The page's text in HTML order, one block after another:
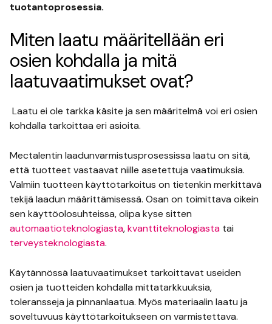
tuotantoprosessia.
Miten laatu määritellään eri
osien kohdalla ja mitä
laatuvaatimukset ovat?
Laatu ei ole tarkka käsite ja sen määritelmä voi eri osien
kohdalla tarkoittaa eri asioita.
Mectalentin laadunvarmistusprosessissa laatu on sitä,
että tuotteet vastaavat niille asetettuja vaatimuksia.
Valmiin tuotteen käyttötarkoitus on tietenkin merkittävä
tekijä laadun määrittämisessä. Osan on toimittava oikein
sen käyttöolosuhteissa, olipa kyse sitten
automaatioteknologiasta,kvanttiteknologiasta tai
terveysteknologiasta.
Käytännössä laatuvaatimukset tarkoittavat useiden
osien ja tuotteiden kohdalla mittatarkkuuksia,
toleransseja ja pinnanlaatua. Myös materiaalin laatu ja
soveltuvuus käyttötarkoitukseen on varmistettava.